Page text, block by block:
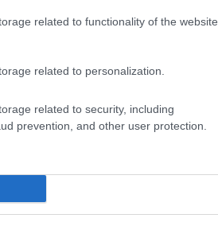
related to functionality of the website
related to personalization.
related to security, including
prevention, and other user protection.
közrejátszott, hogy gyakran
bonyolultan prezenálta a
cookie-kat egyetlen
kellett tenni.
a Google. A vállalat ugyanis a
már egyetlen klikk és
a Google keresőjénél